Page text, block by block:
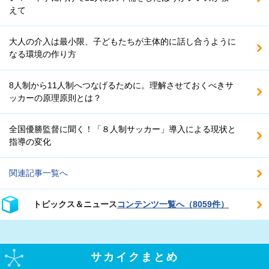
えて
大人の介入は最小限、子どもたちが主体的に話し合うように
なる環境の作り方
8人制から11人制へつなげるために。理解させておくべきサ
ッカーの原理原則とは？
全国優勝監督に聞く！「８人制サッカー」導入による現状と
指導の変化
関連記事一覧へ
トピックス＆ニュースコンテンツ一覧へ（8059件）
サカイクまとめ